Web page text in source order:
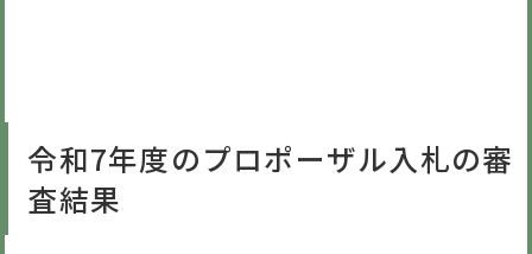
令和7年度のプロポーザル入札の審
査結果